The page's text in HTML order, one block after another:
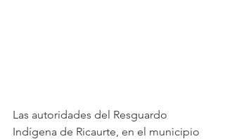
Las autoridades del Resguardo
Indígena de Ricaurte, en el municipio